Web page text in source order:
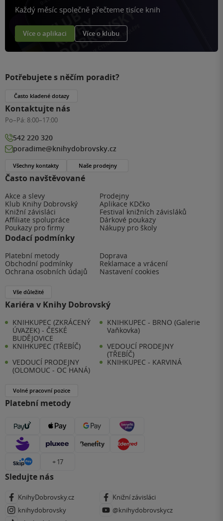
Každý měsíc společně přečteme tisíce knih
Více o aplikaci Více o klubu
Často navštěvované
Akce a slevy
Prodejny
Klub Knihy Dobrovský
Aplikace KDčko
Knižní závisláci
Festival knižních závisláků
Affiliate spolupráce
Dárkové poukazy
Poukazy pro firmy
Nákupy pro školy
Dodací podmínky
Platební metody
Doprava
Obchodní podmínky
Reklamace a vrácení
Ochrana osobních údajů
Nastavení cookies
Vše důležité
Kariéra v Knihy Dobrovský
KNIHKUPEC (ZKRÁCENÝ
ÚVAZEK) - ČESKÉ
BUDĚJOVICE
KNIHKUPEC - BRNO (Galerie
Vaňkovka)
KNIHKUPEC (TŘEBÍČ)
VEDOUCÍ PRODEJNY
(TŘEBÍČ)
VEDOUCÍ PRODEJNY
(OLOMOUC - OC HANÁ)
KNIHKUPEC - KARVINÁ
Volné pracovní pozice
Platební metody
+ 17
Sledujte nás
KnihyDobrovsky.cz
Knižní závisláci
knihydobrovsky
@knihydobrovskycz
Potřebujete s něčím poradit?
Často kladené dotazy
Kontaktujte nás
Po–Pá: 8:00–17:00
542 220 320
poradime@knihydobrovsky.cz
Všechny kontakty Naše prodejny